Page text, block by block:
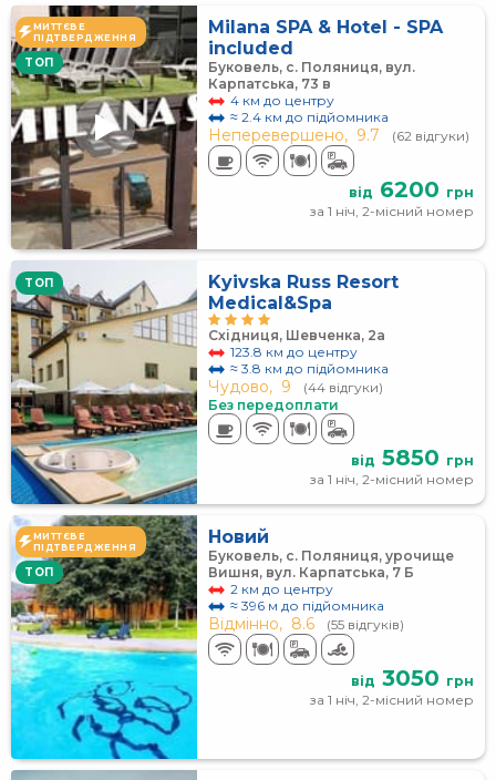
МИТТЄВЕ
ПІДТВЕРДЖЕННЯ
TOП
Milana SPA & Hotel - SPA
included
Буковель, с. Поляниця, вул.
Карпатська, 73 в
4 км до центру
≈ 2.4 км до підйомника
Неперевершено, 9.7 (62 відгуки)
від 6200 грн
за 1 ніч, 2-місний номер
TOП
Kyivska Russ Resort
Medical&Spa
Східниця, Шевченка, 2а
123.8 км до центру
≈ 3.8 км до підйомника
Чудово, 9
(44 відгуки)
Без передоплати
від 5850 грн
за 1 ніч, 2-місний номер
МИТТЄВЕ
ПІДТВЕРДЖЕННЯ
TOП
Новий
Буковель, с. Поляниця, урочище
Вишня, вул. Карпатська, 7 Б
2 км до центру
≈ 396 м до підйомника
Відмінно, 8.6 (55 відгуків)
від 3050 грн
за 1 ніч, 2-місний номер